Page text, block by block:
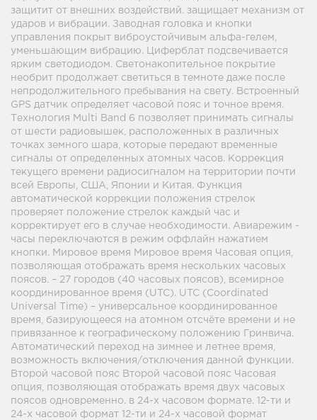
защитит от внешних воздействий. защищает механизм от
ударов и вибрации. Заводная головка и кнопки
управления покрыт виброустойчивым альфа-гелем,
уменьшающим вибрацию. Циферблат подсвечивается
ярким светодиодом. Светонакопительное покрытие
необрит продолжает светиться в темноте даже после
непродолжительного пребывания на свету. Встроенный
GPS датчик определяет часовой пояс и точное время.
Технология Multi Band 6 позволяет принимать сигналы
от шести радиовышек, расположенных в различных
точках земного шара, которые передают временные
сигналы от определенных атомных часов. Коррекция
текущего времени радиосигналом на территории почти
всей Европы, США, Японии и Китая. Функция
автоматической коррекции положения стрелок
проверяет положение стрелок каждый час и
корректирует его в случае необходимости. Авиарежим -
часы переключаются в режим оффлайн нажатием
кнопки. Мировое время Мировое время Часовая опция,
позволяющая отображать время нескольких часовых
поясов. – 27 городов (40 часовых поясов), всемирное
координированное время (UTC). UTC (Coordinated
Universal Time) – универсальное координированное
время, базирующееся на атомном отсчёте времени и не
привязанное к географическому положению Гринвича.
Автоматический переход на зимнее и летнее время,
возможность включения/отключения данной функции.
Второй часовой пояс Второй часовой пояс Часовая
опция, позволяющая отображать время двух часовых
поясов одновременно. в 24-х часовом формате. 12-ти и
24-х часовой формат 12-ти и 24-х часовой формат